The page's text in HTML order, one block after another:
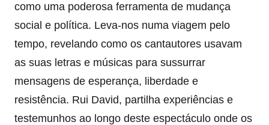
como uma poderosa ferramenta de mudança
social e política. Leva-nos numa viagem pelo
tempo, revelando como os cantautores usavam
as suas letras e músicas para sussurrar
mensagens de esperança, liberdade e
resistência. Rui David, partilha experiências e
testemunhos ao longo deste espectáculo onde os